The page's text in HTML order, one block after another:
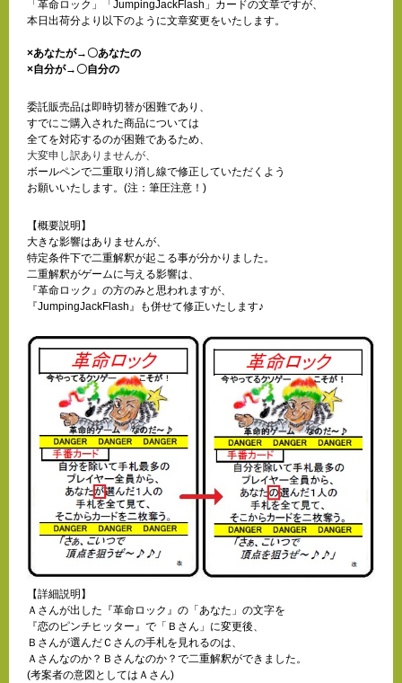
「革命ロック」「JumpingJackFlash」カードの文章ですが、
本日出荷分より以下のように文章変更をいたします。
×あなたが→〇あなたの
×自分が→〇自分の
委託販売品は即時切替が困難であり、
すでにご購入された商品については
全てを対応するのが困難であるため、
大変申し訳ありませんが、
ボールペンで二重取り消し線で修正していただくよう
お願いいたします。(注：筆圧注意！)
【概要説明】
大きな影響はありませんが、
特定条件下で二重解釈が起こる事が分かりました。
二重解釈がゲームに与える影響は、
『革命ロック』の方のみと思われますが、
『JumpingJackFlash』も併せて修正いたします♪
【詳細説明】
Ａさんが出した『革命ロック』の「あなた」の文字を
『恋のピンチヒッター』で「Ｂさん」に変更後、
Ｂさんが選んだＣさんの手札を見れるのは、
Ａさんなのか？Ｂさんなのか？で二重解釈ができました。
(考案者の意図としてはＡさん)